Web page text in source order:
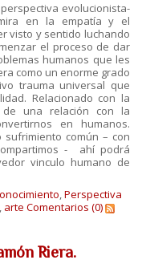
evolucionista-
en la empatía y el
visto y sentido luchando
el proceso de dar
humanos que les
como un enorme grado
trauma universal que
Relacionado con la
de una relación con la
en humanos.
sufrimiento común – con
- ahí podrá
vinculo humano de
,Perspectiva
, arte Comentarios (0)
Riera.